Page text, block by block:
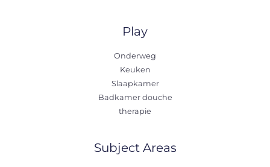
Play
Onderweg
Keuken
Slaapkamer
Badkamer douche
therapie
Subject Areas